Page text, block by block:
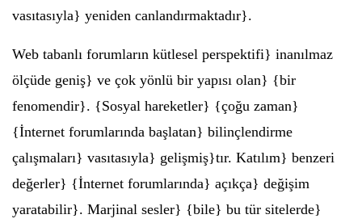
vasıtasıyla} yeniden canlandırmaktadır}.
Web tabanlı forumların kütlesel perspektifi} inanılmaz
ölçüde geniş} ve çok yönlü bir yapısı olan} {bir
fenomendir}. {Sosyal hareketler} {çoğu zaman}
{İnternet forumlarında başlatan} bilinçlendirme
çalışmaları} vasıtasıyla} gelişmiş}tır. Katılım} benzeri
değerler} {İnternet forumlarında} açıkça} değişim
yaratabilir}. Marjinal sesler} {bile} bu tür sitelerde}